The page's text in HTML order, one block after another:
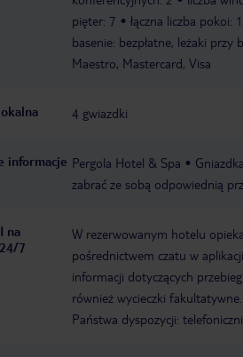
pięter: 7
łączna liczba pokoi:
basenie: bezpłatne, leżaki przy
Maestro, Mastercard, Visa
4 gwiazdki
informacje Pergola Hotel & Spa
zabrać ze sobą odpowiednią
na
7
W rezerwowanym hotelu
pośrednictwem czatu w
informacji dotyczących
również wycieczki
Państwa dyspozycji: